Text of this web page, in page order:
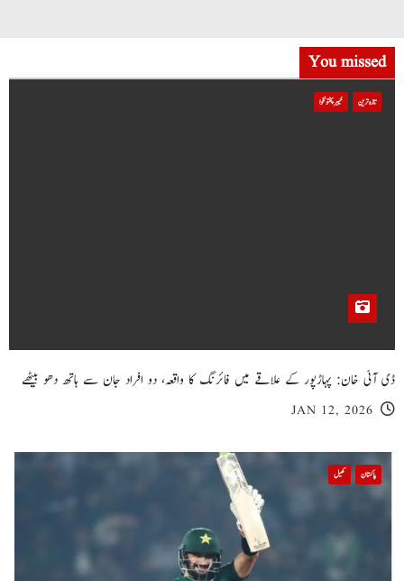
You missed
تازہ ترین خیبر پختونخوا
ڈی آئی خان: پہاڑپور کے علاقے میں فائرنگ کا واقعہ، دو افراد جان سے ہاتھ دھو بیٹھے
JAN 12, 2026
پاکستان کھیل